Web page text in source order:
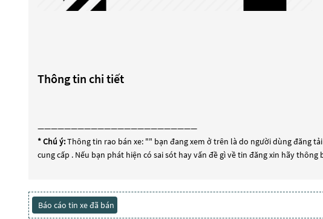
Thông tin chi tiết
————————————————————————
* Chú ý:Thông tin rao bán xe: "" bạn đang xem ở trên là do người dùng đăng
cung cấp . Nếu bạn phát hiện có sai sót hay vấn đề gì về tin đăng xin hãy thông
Báo cáo tin xe đã bán